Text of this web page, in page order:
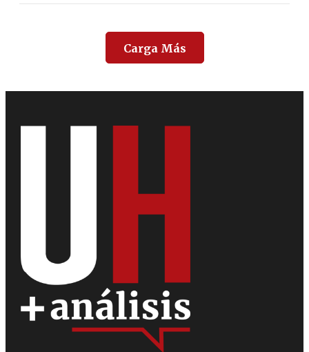
Carga Más